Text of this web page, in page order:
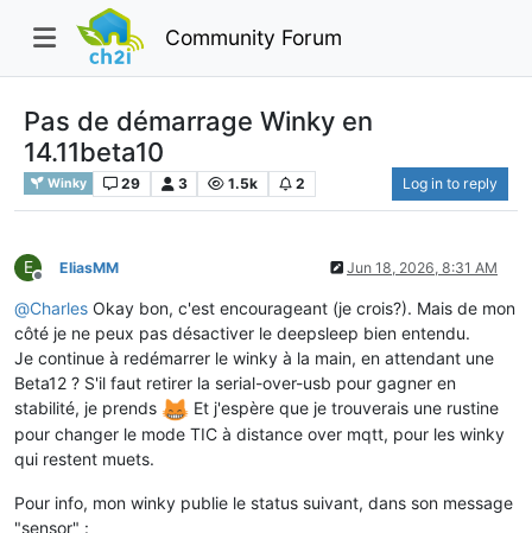
Community Forum
Pas de démarrage Winky en
14.11beta10
Winky 29 3 1.5k 2 Log in to reply
E
Offline
EliasMM Jun 18, 2026, 8:31 AM
@Charles Okay bon, c'est encourageant (je crois?). Mais de mon
côté je ne peux pas désactiver le deepsleep bien entendu.
Je continue à redémarrer le winky à la main, en attendant une
Beta12 ? S'il faut retirer la serial-over-usb pour gagner en
stabilité, je prends
Et j'espère que je trouverais une rustine
pour changer le mode TIC à distance over mqtt, pour les winky
qui restent muets.
Pour info, mon winky publie le status suivant, dans son message
"sensor" :